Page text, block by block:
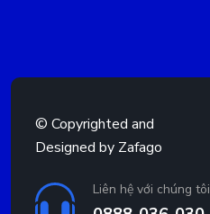
© Copyrighted and
Designed by Zafago
Liên hệ với chúng tôi